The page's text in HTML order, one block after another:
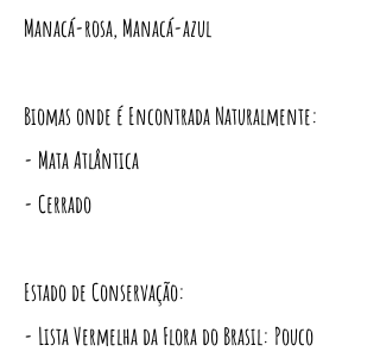
Manacá-rosa, Manacá-azul
Biomas onde é Encontrada Naturalmente:
- Mata Atlântica
- Cerrado
Estado de Conservação:
- Lista Vermelha da Flora do Brasil: Pouco